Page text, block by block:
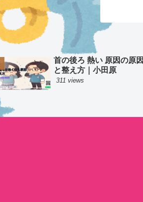
首の後ろ 熱い 原因の原因
と整え方｜小田原
311 views